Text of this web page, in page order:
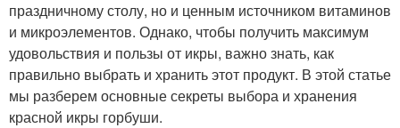
праздничному столу, но и ценным источником витаминов
и микроэлементов. Однако, чтобы получить максимум
удовольствия и пользы от икры, важно знать, как
правильно выбрать и хранить этот продукт. В этой статье
мы разберем основные секреты выбора и хранения
красной икры горбуши.